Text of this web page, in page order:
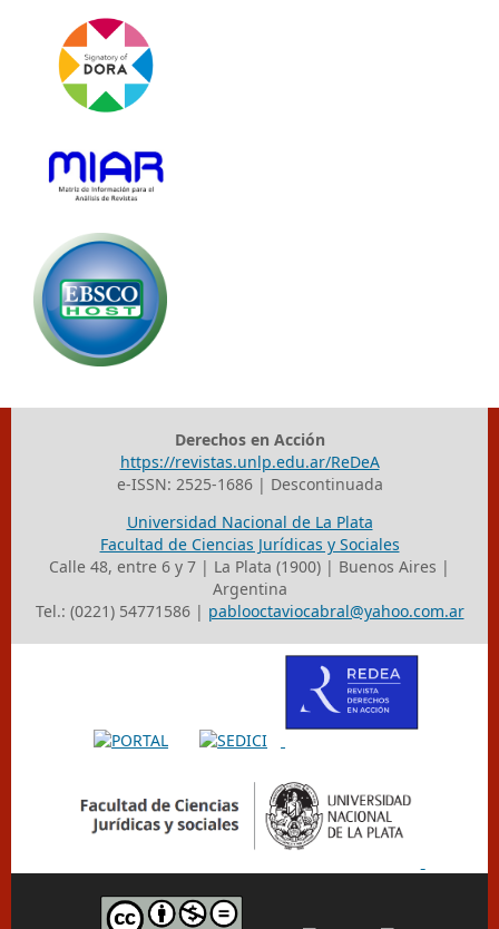
Derechos en Acción
https://revistas.unlp.edu.ar/ReDeA
e-ISSN: 2525-1686 | Descontinuada
Universidad Nacional de La Plata
Facultad de Ciencias Jurídicas y Sociales
Calle 48, entre 6 y 7 | La Plata (1900) | Buenos Aires |
Argentina
Tel.: (0221) 54771586 | pablooctaviocabral@yahoo.com.ar